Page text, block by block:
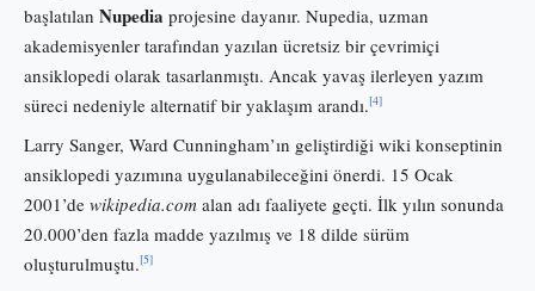
başlatılan Nupedia projesine dayanır. Nupedia, uzman
akademisyenler tarafından yazılan ücretsiz bir çevrimiçi
ansiklopedi olarak tasarlanmıştı. Ancak yavaş ilerleyen yazım
süreci nedeniyle alternatif bir yaklaşım arandı.[4]
Larry Sanger, Ward Cunningham’ın geliştirdiği wiki konseptinin
ansiklopedi yazımına uygulanabileceğini önerdi. 15 Ocak
2001’de wikipedia.com alan adı faaliyete geçti. İlk yılın sonunda
20.000’den fazla madde yazılmış ve 18 dilde sürüm
oluşturulmuştu.[5]